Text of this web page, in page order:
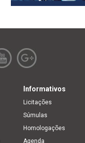
Informativos
Licitações
Súmulas
Homologações
Agenda